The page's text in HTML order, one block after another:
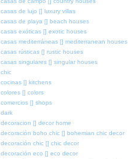
casas de lujo [] luxury villas
casas de playa [] beach houses
casas exóticas [] exotic houses
casas mediterráneas [] mediterranean houses
casas rústicas [] rustic houses
casas singulares [] singular houses
chic
cocinas [] kitchens
colores [] colors
comercios [] shops
dark
decoracion [] decor home
decoración boho chic [] bohemian chic decor
decoración chic [] chic decor
decoración eco [] eco decor